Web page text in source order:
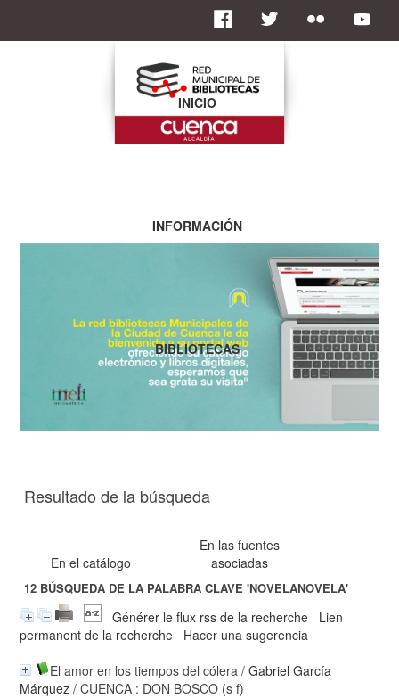
Resultado de la búsqueda
En el catálogo
En las fuentes
asociadas
12 BÚSQUEDA DE LA PALABRA CLAVE'NOVELANOVELA'
Générer le flux rss de la recherche
Lien
permanent de la recherche
Hacer una sugerencia
El amor en los tiempos del cólera /Gabriel García
Márquez / CUENCA : DON BOSCO (s f)
INICIO
INFORMACIÓN
BIBLIOTECAS